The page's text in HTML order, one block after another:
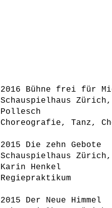
2016 Bühne frei für
Schauspielhaus
Pollesch
Choreografie, Tanz,
2015 Die zehn Gebote
Schauspielhaus
Karin Henkel
Regiepraktikum
2015 Der Neue Himmel